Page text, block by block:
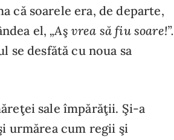
că soarele era, de departe,
el, „Aş vrea să fiu soare!”.
desfătă cu noua sa
sale împărăţii. Şi-a
urmărea cum regii şi